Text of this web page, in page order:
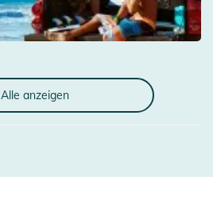
Alle anzeigen